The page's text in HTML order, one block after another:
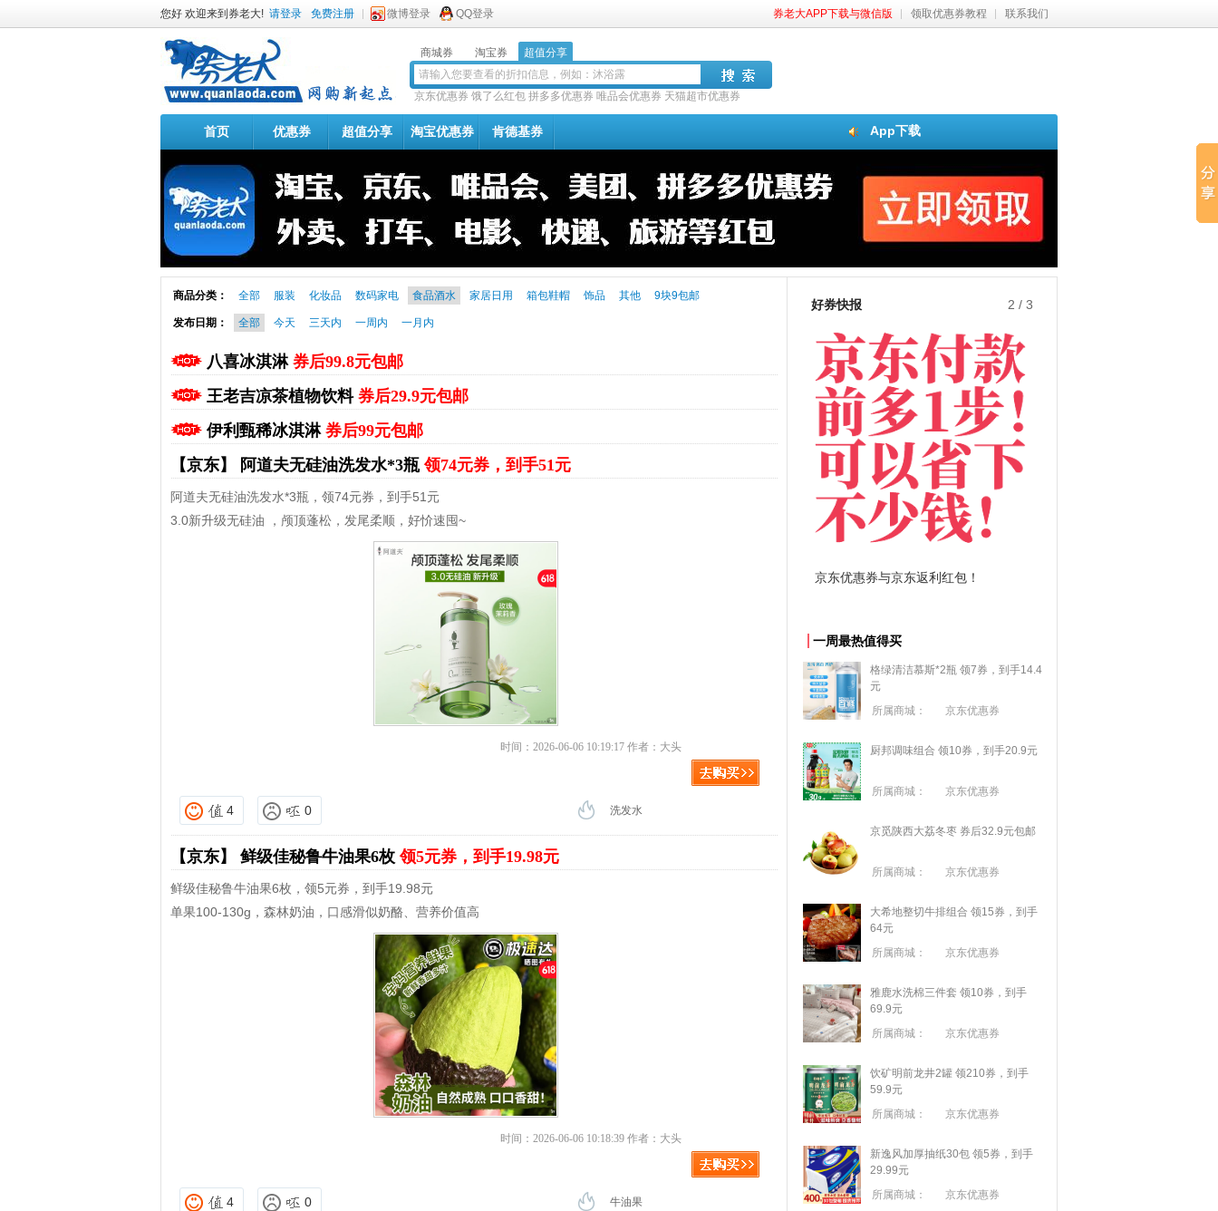
您好 欢迎来到券老大! 请登录 免费注册 微博登录 QQ登录 券老大APP下载与微信版 领取优惠券教程 联系我们
商城券 淘宝券 超值分享
京东优惠券 饿了么红包 拼多多优惠券 唯品会优惠券 天猫超市优惠券
App下载
首页 优惠券 超值分享 淘宝优惠券 肯德基券
商品分类： 全部 服装 化妆品 数码家电 食品酒水 家居日用 箱包鞋帽 饰品 其他 9块9包邮
发布日期： 全部 今天 三天内 一周内 一月内
八喜冰淇淋 券后99.8元包邮
王老吉凉茶植物饮料 券后29.9元包邮
伊利甄稀冰淇淋 券后99元包邮
【京东】
阿道夫无硅油洗发水*3瓶领74元券，到手51元
阿道夫无硅油洗发水*3瓶，领74元券，到手51元
3.0新升级无硅油 ，颅顶蓬松，发尾柔顺，好忦速囤~
时间：2026-06-06 10:19:17 作者：大头
4 0 洗发水
【京东】 鲜级佳秘鲁牛油果6枚领5元券，到手19.98元
鲜级佳秘鲁牛油果6枚，领5元券，到手19.98元
单果100-130g，森林奶油，口感滑似奶酪、营养价值高
时间：2026-06-06 10:18:39 作者：大头
4 0 牛油果
好券快报 3 / 3
京东优惠券与京东返利红包！ 拼多多优惠券+拼多多返利
一周最热值得买
格绿清洁慕斯*2瓶 领7券，到手14.4
元
所属商城：
京东优惠券
厨邦调味组合 领10券，到手20.9元
所属商城： 京东优惠券
京觅陕西大荔冬枣 券后32.9元包邮
所属商城： 京东优惠券
大希地整切牛排组合 领15券，到手
64元
所属商城：
京东优惠券
雅鹿水洗棉三件套 领10券，到手
69.9元
所属商城：
京东优惠券
饮矿明前龙井2罐 领210券，到手
59.9元
所属商城：
京东优惠券
新逸风加厚抽纸30包 领5券，到手
29.99元
所属商城：
京东优惠券